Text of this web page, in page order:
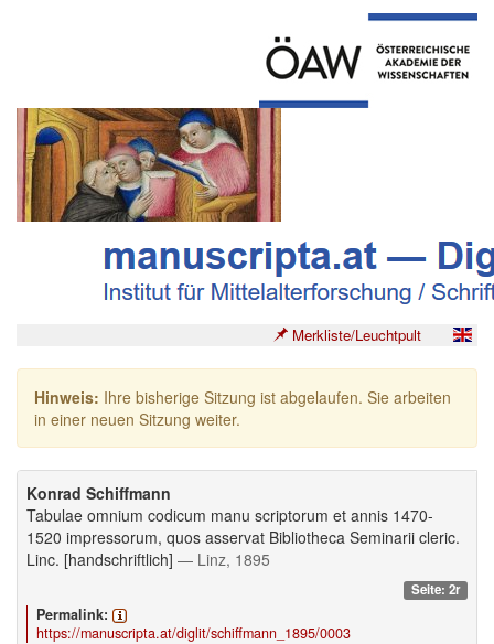
Merkliste/Leuchtpult
Hinweis: Ihre bisherige Sitzung ist abgelaufen. Sie arbeiten
in einer neuen Sitzung weiter.
Konrad Schiffmann
Tabulae omnium codicum manu scriptorum et annis 1470-
1520 impressorum, quos asservat Bibliotheca Seminarii cleric.
Linc. [handschriftlich] — Linz, 1895
Seite: 2r
Permalink:
https://manuscripta.at/diglit/schiffmann_1895/0003